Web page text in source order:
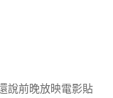
說前晚放映電影貼